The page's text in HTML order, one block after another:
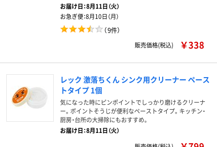
お届け日：8月11日（火）
お急ぎ便：8月10日（月）
（9件）
販売価格(税込) ￥338
レック 激落ちくん シンク用クリーナー ペース
トタイプ 1個
気になった時にピンポイントでしっかり磨けるクリーナ
ー。ポイントそうじが便利なペーストタイプ。キッチン・
厨房・台所の大掃除にもおすすめ。
お届け日：8月11日（火）